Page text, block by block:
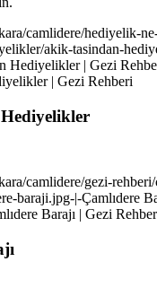
camlidere/hediyelik-
akik-tasindan-
Hediyelikler | Gezi
| Gezi Rehberi
camlidere/gezi-
baraji.jpg-|-Çamlıdere
Barajı | Gezi